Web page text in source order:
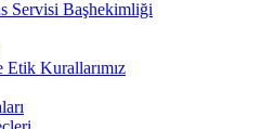
Servisi Başhekimliği
Kurallarımız